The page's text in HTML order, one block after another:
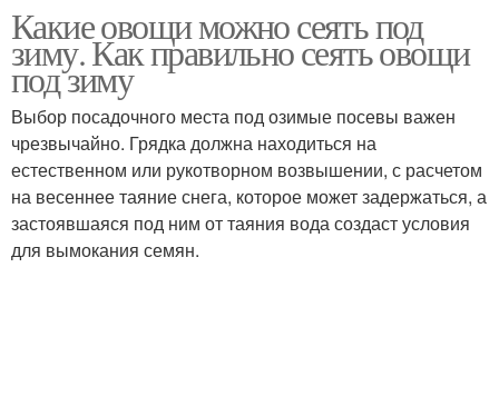
Какие овощи можно сеять под
зиму. Как правильно сеять овощи
под зиму
Выбор посадочного места под озимые посевы важен
чрезвычайно. Грядка должна находиться на
естественном или рукотворном возвышении, с расчетом
на весеннее таяние снега, которое может задержаться, а
застоявшаяся под ним от таяния вода создаст условия
для вымокания семян.